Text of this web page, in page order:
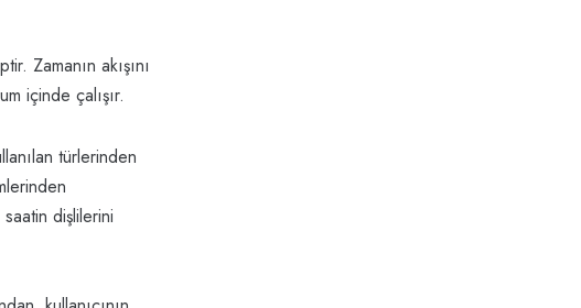
Zamanın akışını
içinde çalışır.
türlerinden
dişlilerini